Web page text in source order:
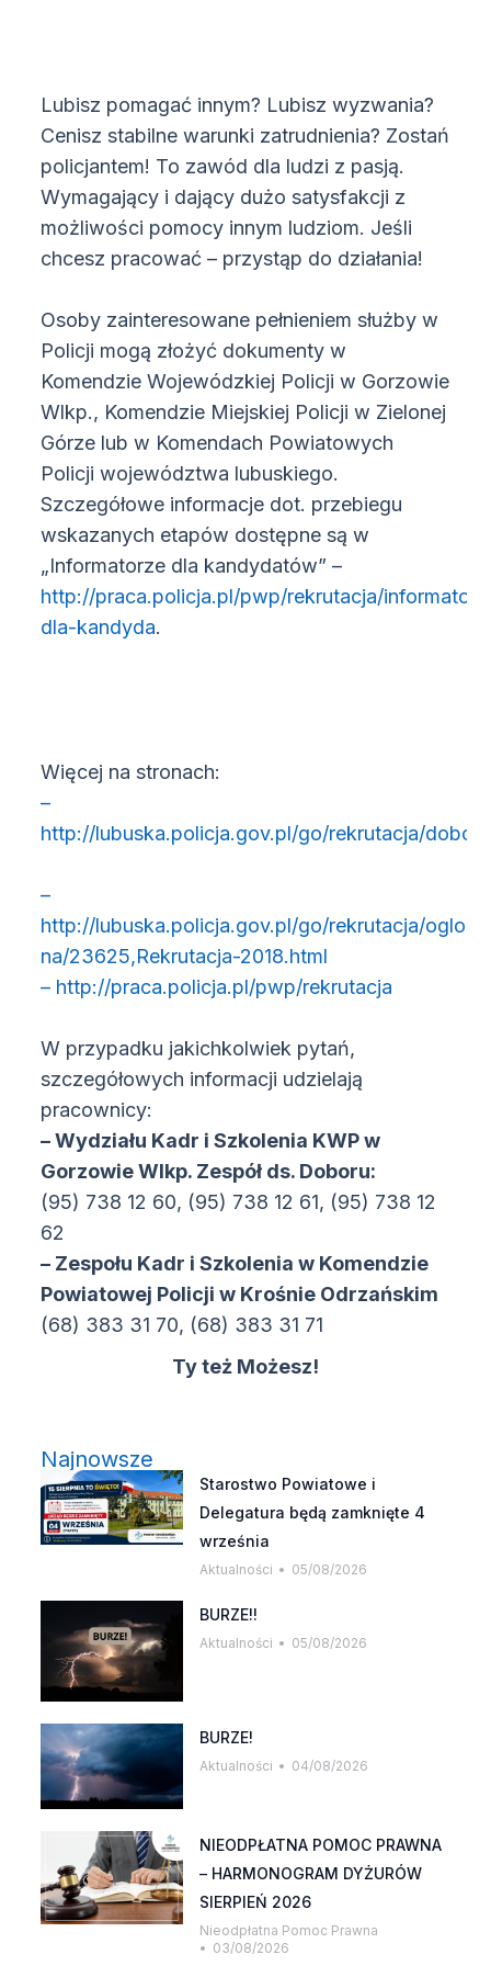
Lubisz pomagać innym? Lubisz wyzwania?
Cenisz stabilne warunki zatrudnienia? Zostań
policjantem! To zawód dla ludzi z pasją.
Wymagający i dający dużo satysfakcji z
możliwości pomocy innym ludziom. Jeśli
chcesz pracować – przystąp do działania!
Osoby zainteresowane pełnieniem służby w
Policji mogą złożyć dokumenty w
Komendzie Wojewódzkiej Policji w Gorzowie
Wlkp., Komendzie Miejskiej Policji w Zielonej
Górze lub w Komendach Powiatowych
Policji województwa lubuskiego.
Szczegółowe informacje dot. przebiegu
wskazanych etapów dostępne są w
„Informatorze dla kandydatów” –
http://praca.policja.pl/pwp/rekrutacja/informator-
dla-kandyda(otwiera się w nowym oknie)
.
Więcej na stronach:
–
http://lubuska.policja.gov.pl/go/rekrutacja/
–
http://lubuska.policja.gov.pl/go/rekrutacja/
na/23625,Rekrutacja-2018.html
– http://praca.policja.pl/pwp/rekrutacja
W przypadku jakichkolwiek pytań,
szczegółowych informacji udzielają
pracownicy:
– Wydziału Kadr i Szkolenia KWP w
Gorzowie Wlkp. Zespół ds. Doboru:
(95) 738 12 60, (95) 738 12 61, (95) 738 12
62
– Zespołu Kadr i Szkolenia w Komendzie
Powiatowej Policji w Krośnie Odrzańskim
(68) 383 31 70, (68) 383 31 71
Ty też Możesz!
Najnowsze
Starostwo Powiatowe i
Delegatura będą zamknięte 4
września
Aktualności 05/08/2026
BURZE!!
Aktualności 05/08/2026
BURZE!
Aktualności 04/08/2026
NIEODPŁATNA POMOC PRAWNA
– HARMONOGRAM DYŻURÓW
SIERPIEŃ 2026
Nieodpłatna Pomoc Prawna
03/08/2026